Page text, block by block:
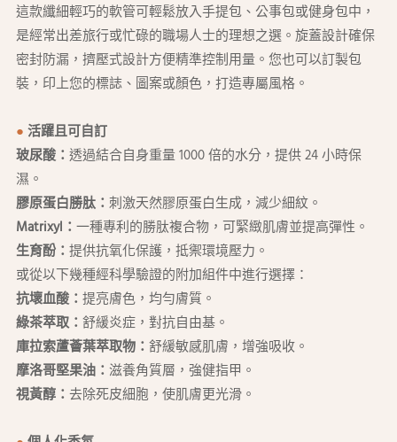
這款纖細輕巧的軟管可輕鬆放入手提包、公事包或健身包中，
是經常出差旅行或忙碌的職場人士的理想之選。旋蓋設計確保
密封防漏，擠壓式設計方便精準控制用量。您也可以訂製包
裝，印上您的標誌、圖案或顏色，打造專屬風格。
● 活躍且可自訂
玻尿酸： 透過結合自身重量 1000 倍的水分，提供 24 小時保
濕。
膠原蛋白勝肽： 刺激天然膠原蛋白生成，減少細紋。
Matrixyl： 一種專利的勝肽複合物，可緊緻肌膚並提高彈性。
生育酚： 提供抗氧化保護，抵禦環境壓力。
或從以下幾種經科學驗證的附加組件中進行選擇：
抗壞血酸： 提亮膚色，均勻膚質。
綠茶萃取： 舒緩炎症，對抗自由基。
庫拉索蘆薈葉萃取物： 舒緩敏感肌膚，增強吸收。
摩洛哥堅果油： 滋養角質層，強健指甲。
視黃醇： 去除死皮細胞，使肌膚更光滑。